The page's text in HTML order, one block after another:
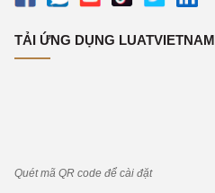
TẢI ỨNG DỤNG LUATVIETNAM
Quét mã QR code để cài đặt